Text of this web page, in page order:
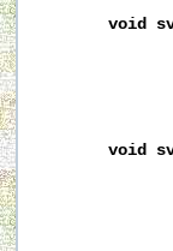
void
void